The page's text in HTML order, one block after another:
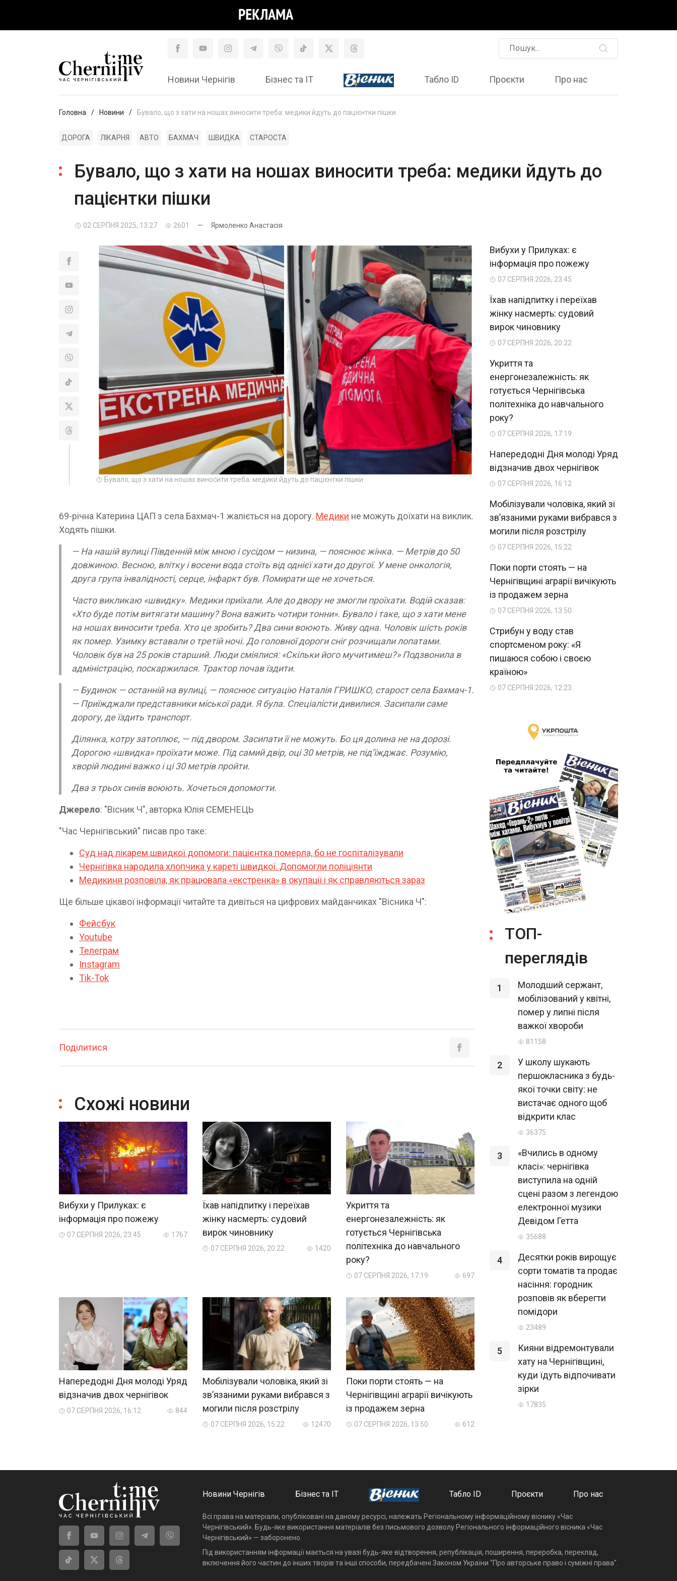
Новини Чернігів Бізнес та ІТ Табло ID Проєкти Про нас
Головна Новини Бувало, що з хати на ношах виносити треба: медики йдуть до пацієнтки пішки
ДОРОГА ЛІКАРНЯ АВТО БАХМАЧ ШВИДКА СТАРОСТА
Бувало, що з хати на ношах виносити треба: медики йдуть до
пацієнтки пішки
02 СЕРПНЯ 2025, 13:27 2601 — Ярмоленко Анастасія
Бувало, що з хати на ношах виносити треба: медики йдуть до пацієнтки пішки
69-річна Катерина ЦАП з села Бахмач-1 жаліється на дорогу. Медики не можуть доїхати на виклик.
Ходять пішки.
— На нашій вулиці Південній між мною і сусідом — низина, — пояснює жінка. — Метрів до 50
довжиною. Весною, влітку і восени вода стоїть від однієї хати до другої. У мене онкологія,
друга група інвалідності, серце, інфаркт був. Помирати ще не хочеться.
Часто викликаю «швидку». Медики приїхали. Але до двору не змогли проїхати. Водій сказав:
«Хто буде потім витягати машину? Вона важить чотири тонни». Бувало і таке, що з хати мене
на ношах виносити треба. Хто це зробить? Два сини вою­ють. Живу одна. Чоловік шість років
як помер. Узимку вставали о третій ночі. До головної дороги сніг розчищали лопатами.
Чоловік був на 25 років старший. Люди сміялися: «Скільки його мучитимеш?» Подзвонила в
адміністрацію, поскаржилася. Трактор почав їздити.
— Будинок — останній на вулиці, — пояснює ситуацію Наталія ГРИШКО, старост села Бахмач-1.
— Приїжджали представники міської ради. Я була. Спеціалісти дивилися. Засипали саме
дорогу, де їздить транспорт.
Ділянка, котру затоплює, — під двором. Засипати її не можуть. Бо ця долина не на дорозі.
Дорогою «швидка» проїхати може. Під самий двір, оці 30 метрів, не під’їжджає. Розумію,
хворій людині важко і ці 30 метрів пройти.
Два з трьох синів воюють. Хочеться допомогти.
Джерело: "Вісник Ч", авторка Юлія СЕМЕНЕЦЬ
"Час Чернігівський" писав про таке:
Суд над лікарем швидкої допомоги: пацієнтка померла, бо не госпіталізували
Чернігівка народила хлопчика у кареті швидкої. Допомогли поліціянти
Медикиня розповіла, як працювала «екстренка» в окупації і як справляються зараз
Ще більше цікавої інформації читайте та дивіться на цифрових майданчиках "Вісника Ч":
Фейсбук
Youtube
Телеграм
Instagram
Tik-Tok
Поділитися
Схожі новини
Вибухи у Прилуках: є
інформація про пожежу
07 СЕРПНЯ 2026, 23:45 1767
Їхав напідпитку і переїхав
жінку насмерть: судовий
вирок чиновнику
07 СЕРПНЯ 2026, 20:22 1420
Укриття та
енергонезалежність: як
готується Чернігівська
політехніка до навчального
року?
07 СЕРПНЯ 2026, 17:19 697
Напередодні Дня молоді Уряд
відзначив двох чернігівок
07 СЕРПНЯ 2026, 16:12 844
Мобілізували чоловіка, який зі
зв’язаними руками вибрався з
могили після розстрілу
07 СЕРПНЯ 2026, 15:22 12470
Поки порти стоять — на
Чернігівщині аграрії вичікують
із продажем зерна
07 СЕРПНЯ 2026, 13:50 612
Вибухи у Прилуках: є
інформація про пожежу
07 СЕРПНЯ 2026, 23:45
Їхав напідпитку і переїхав
жінку насмерть: судовий
вирок чиновнику
07 СЕРПНЯ 2026, 20:22
Укриття та
енергонезалежність: як
готується Чернігівська
політехніка до навчального
року?
07 СЕРПНЯ 2026, 17:19
Напередодні Дня молоді Уряд
відзначив двох чернігівок
07 СЕРПНЯ 2026, 16:12
Мобілізували чоловіка, який зі
зв’язаними руками вибрався з
могили після розстрілу
07 СЕРПНЯ 2026, 15:22
Поки порти стоять — на
Чернігівщині аграрії вичікують
із продажем зерна
07 СЕРПНЯ 2026, 13:50
Стрибун у воду став
спортсменом року: «Я
пишаюся собою і своєю
країною»
07 СЕРПНЯ 2026, 12:23
ТОП-
переглядів
1
Молодший сержант,
мобілізований у квітні,
помер у липні після
важкої хвороби
81158
2
У школу шукають
першокласника з будь-
якої точки світу: не
вистачає одного щоб
відкрити клас
36375
3
«Вчились в одному
класі»: чернігівка
виступила на одній
сцені разом з легендою
електронної музики
Девідом Гетта
35688
4
Десятки років вирощує
сорти томатів та продає
насіння: городник
розповів як вберегти
помідори
23489
5
Кияни відремонтували
хату на Чернігівщині,
куди їдуть відпочивати
зірки
17835
Новини Чернігів Бізнес та ІТ Табло ID Проєкти Про нас
Всі права на матеріали, опубліковані на даному ресурсі, належать Регіональному інформаційному віснику «Час
Чернігівський». Будь-яке використання матеріалів без письмового дозволу Регіонального інформаційного вісника «Час
Чернігівський» — заборонено.
Під використанням інформації мається на увазі будь-яке відтворення, републікація, поширення, переробка, переклад,
включення його частин до інших творів та інші способи, передбачені Законом України "Про авторське право і суміжні права".